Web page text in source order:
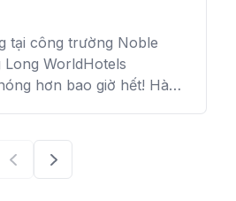
tại công trường Noble
Long WorldHotels
hơn bao giờ hết! Hàng
[…]